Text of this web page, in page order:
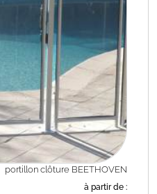
portillon clôture BEETHOVEN
à partir de :